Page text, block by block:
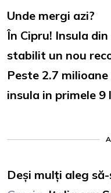
Unde mergi azi?
În Cipru! Insula
stabilit un nou
Peste 2.7
insula in primele 9
Deși mulți aleg